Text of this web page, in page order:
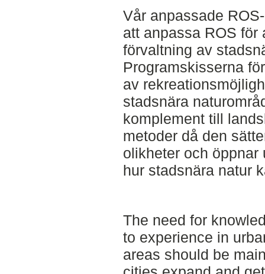
Vår anpassade
att anpassa ROS för
förvaltning av
Programskisserna
av
stadsnära
komplement till
metoder då den
olikheter och öppnar
hur stadsnära natur
The need for
to experience in
areas should be